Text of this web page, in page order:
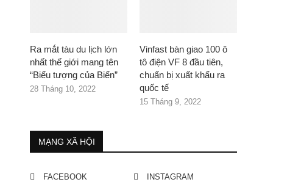
Ra mắt tàu du lịch lớn
nhất thế giới mang tên
“Biểu tượng của Biển”
28 Tháng 10, 2022
Vinfast bàn giao 100 ô
tô điện VF 8 đầu tiên,
chuẩn bị xuất khẩu ra
quốc tế
15 Tháng 9, 2022
MẠNG XÃ HỘI
FACEBOOK
INSTAGRAM